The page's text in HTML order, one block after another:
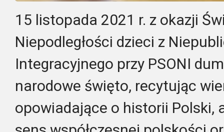
15 listopada 2021 r. z okazji
Niepodległości dzieci z
Integracyjnego przy PSONI
narodowe święto, recytując
opowiadające o historii Polski,